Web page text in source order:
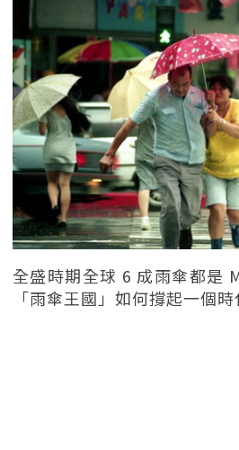
全盛時期全球 6 成雨傘都是
「雨傘王國」如何撐起一個時